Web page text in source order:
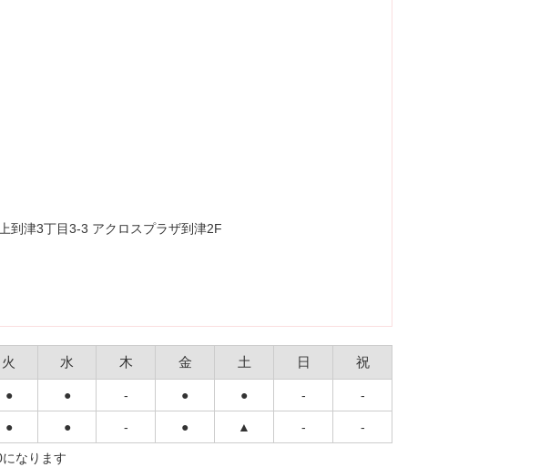
到津3丁目3-3 アクロスプラザ到津2F
火 水 木 金 土 日 祝
● ● - ● ● - -
● ● - ● ▲ - -
なります